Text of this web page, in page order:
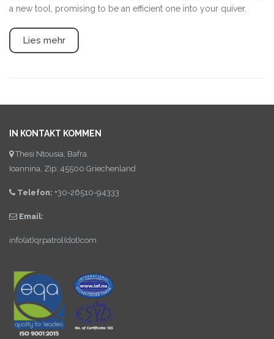
a new tool, promising to be an efficient one into your quiver.
Lies mehr
IN KONTAKT KOMMEN
Thesi Ntousia, Bafra,
Ioannina, Zip: 45500 Griechenland
Telefon: +30-26510-94333
Email:
info(at)qrpatrol(dot)com